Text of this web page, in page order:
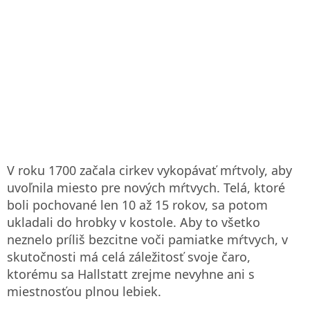
V roku 1700 začala cirkev vykopávať mŕtvoly, aby
uvoľnila miesto pre nových mŕtvych. Telá, ktoré
boli pochované len 10 až 15 rokov, sa potom
ukladali do hrobky v kostole. Aby to všetko
neznelo príliš bezcitne voči pamiatke mŕtvych, v
skutočnosti má celá záležitosť svoje čaro,
ktorému sa Hallstatt zrejme nevyhne ani s
miestnosťou plnou lebiek.